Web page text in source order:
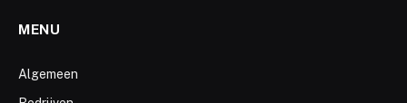
MENU
Algemeen